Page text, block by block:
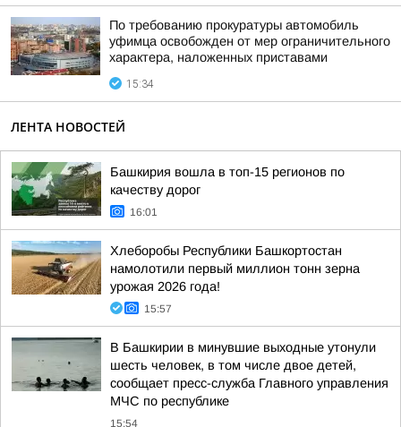
По требованию прокуратуры автомобиль
уфимца освобожден от мер ограничительного
характера, наложенных приставами
15:34
ЛЕНТА НОВОСТЕЙ
Башкирия вошла в топ-15 регионов по
качеству дорог
16:01
Хлеборобы Республики Башкортостан
намолотили первый миллион тонн зерна
урожая 2026 года!
15:57
В Башкирии в минувшие выходные утонули
шесть человек, в том числе двое детей,
сообщает пресс-служба Главного управления
МЧС по республике
15:54